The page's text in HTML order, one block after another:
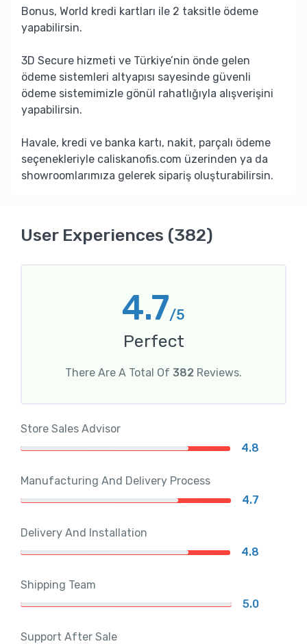
Bonus, World kredi kartları ile 2 taksitle ödeme
yapabilirsin.
3D Secure hizmeti ve Türkiye’nin önde gelen
ödeme sistemleri altyapısı sayesinde güvenli
ödeme sistemimizle gönül rahatlığıyla alışverişini
yapabilirsin.
Havale, kredi ve banka kartı, nakit, parçalı ödeme
seçenekleriyle caliskanofis.com üzerinden ya da
showroomlarımıza gelerek sipariş oluşturabilirsin.
User Experiences (382)
4.7/5
Perfect
There Are A Total Of 382 Reviews.
Store Sales Advisor
4.8
Manufacturing And Delivery Process
4.7
Delivery And Installation
4.8
Shipping Team
5.0
Support After Sale